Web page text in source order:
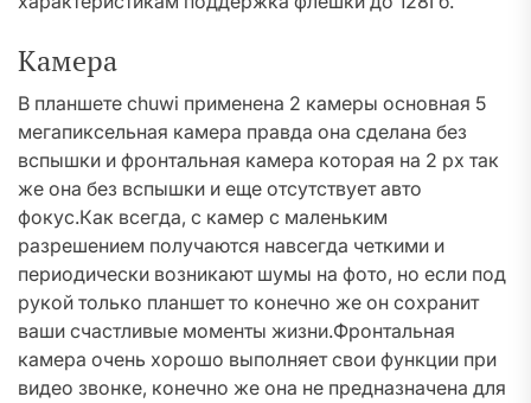
Камера
В планшете chuwi применена 2 камеры основная 5
мегапиксельная камера правда она сделана без
вспышки и фронтальная камера которая на 2 px так
же она без вспышки и еще отсутствует авто
фокус.Как всегда, с камер с маленьким
разрешением получаются навсегда четкими и
периодически возникают шумы на фото, но если под
рукой только планшет то конечно же он сохранит
ваши счастливые моменты жизни.Фронтальная
камера очень хорошо выполняет свои функции при
видео звонке, конечно же она не предназначена для